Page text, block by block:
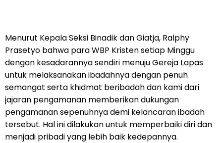
Menurut Kepala Seksi Binadik dan Giatja, Ralphy
Prasetyo bahwa para WBP Kristen setiap Minggu
dengan kesadarannya sendiri menuju Gereja Lapas
untuk melaksanakan ibadahnya dengan penuh
semangat serta khidmat beribadah dan kami dari
jajaran pengamanan memberikan dukungan
pengamanan sepenuhnya demi kelancaran ibadah
tersebut. Hal ini dilakukan untuk memperbaiki diri dan
menjadi pribadi yang lebih baik kedepannya.